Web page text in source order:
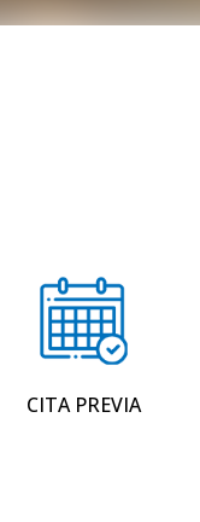
CITA PREVIA